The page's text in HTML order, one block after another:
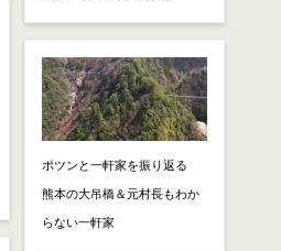
ポツンと一軒家を振り返る
熊本の大吊橋＆元村長もわか
らない一軒家